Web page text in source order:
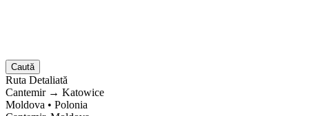
Caută
Ruta Detaliată
Cantemir → Katowice
Moldova • Polonia